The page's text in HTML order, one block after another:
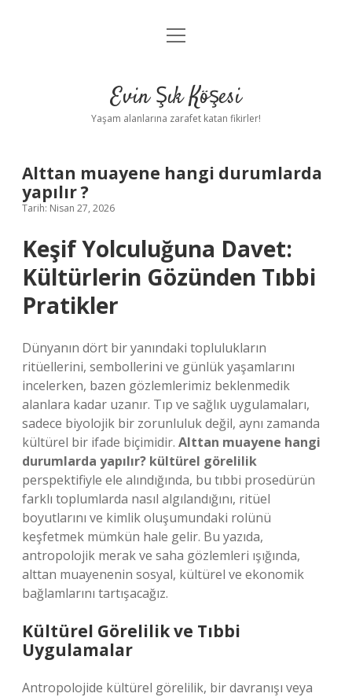
Anasayfa
Yasal Uyarı
menüyü
Evin Şık Köşesi
Yaşam alanlarına zarafet katan fikirler!
Alttan muayene hangi durumlarda
yapılır ?
Tarih: Nisan 27, 2026
Keşif Yolculuğuna Davet:
Kültürlerin Gözünden Tıbbi
Pratikler
Dünyanın dört bir yanındaki toplulukların
ritüellerini, sembollerini ve günlük yaşamlarını
incelerken, bazen gözlemlerimiz beklenmedik
alanlara kadar uzanır. Tıp ve sağlık uygulamaları,
sadece biyolojik bir zorunluluk değil, aynı zamanda
kültürel bir ifade biçimidir. Alttan muayene hangi
durumlarda yapılır? kültürel görelilik
perspektifiyle ele alındığında, bu tıbbi prosedürün
farklı toplumlarda nasıl algılandığını, ritüel
boyutlarını ve kimlik oluşumundaki rolünü
keşfetmek mümkün hale gelir. Bu yazıda,
antropolojik merak ve saha gözlemleri ışığında,
alttan muayenenin sosyal, kültürel ve ekonomik
bağlamlarını tartışacağız.
Kültürel Görelilik ve Tıbbi
Uygulamalar
Antropolojide kültürel görelilik, bir davranışı veya